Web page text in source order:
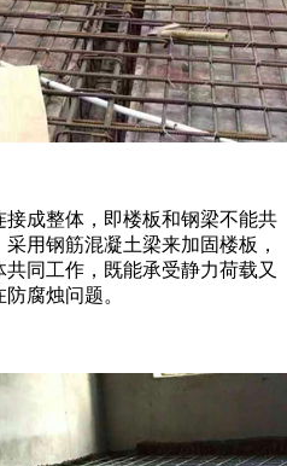
成整体，即楼板和钢梁不能共
用钢筋混凝土梁来加固楼板，
同工作，既能承受静力荷载又
腐烛问题。